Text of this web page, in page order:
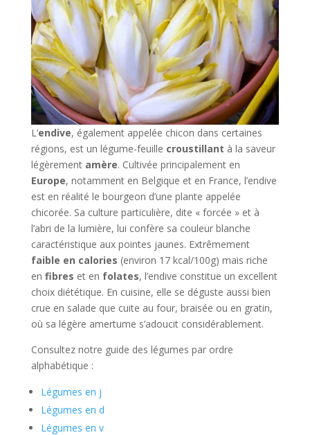
L’endive, également appelée chicon dans certaines
régions, est un légume-feuille croustillant à la saveur
légèrement amère. Cultivée principalement en
Europe, notamment en Belgique et en France, l’endive
est en réalité le bourgeon d’une plante appelée
chicorée. Sa culture particulière, dite « forcée » et à
l’abri de la lumière, lui confère sa couleur blanche
caractéristique aux pointes jaunes. Extrêmement
faible en calories (environ 17 kcal/100g) mais riche
en fibres et en folates, l’endive constitue un excellent
choix diététique. En cuisine, elle se déguste aussi bien
crue en salade que cuite au four, braisée ou en gratin,
où sa légère amertume s’adoucit considérablement.
Consultez notre guide des légumes par ordre
alphabétique :
Légumes en j
Légumes en d
Légumes en v